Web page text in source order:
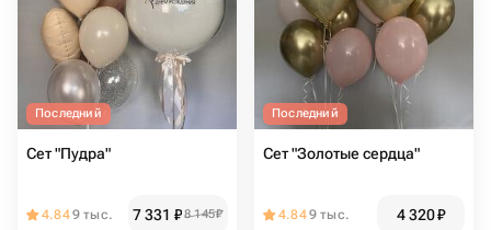
Последний
Сет "Пудра"
4.849 тыс. 7 331 ₽8 145₽
Последний
Сет "Золотые сердца"
4.849 тыс. 4 320₽